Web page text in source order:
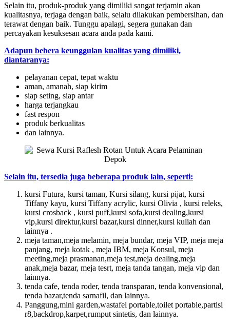
Selain itu, produk-produk yang dimiliki sangat terjamin akan
kualitasnya, terjaga dengan baik, selalu dilakukan pembersihan, dan
terawat dengan baik. Tunggu apalagi, segera gunakan dan
percayakan kesuksesan acara anda pada kami.
Adapun bebera keunggulan kualitas yang dimiliki,
diantaranya:
pelayanan cepat, tepat waktu
aman, amanah, siap kirim
siap seting, siap antar
harga terjangkau
fast respon
produk berkualitas
dan lainnya.
Selain itu, tersedia juga beberapa produk lain, seperti:
kursi Futura, kursi taman, Kursi silang, kursi pijat, kursi
Tiffany kayu, kursi Tiffany acrylic, kursi Olivia , kursi releks,
kursi crosback , kursi puff,kursi sofa,kursi dealing,kursi
vip,kursi direktur,kursi bazar,kursi dinner,kursi kuliah dan
lainnya .
meja taman,meja melamin, meja bundar, meja VIP, meja meja
panjang, meja kotak , meja IBM, meja Konsul, meja
meeting,meja prasmanan,meja test,meja dealing,meja
anak,meja bazar, meja tesrt, meja tanda tangan, meja vip dan
lainnya.
tenda cafe, tenda roder, tenda transparan, tenda konvensional,
tenda bazar,tenda sarnafil, dan lainnya.
Panggung,mini garden,wastafel portable,toilet portable,partisi
r8,backdrop,karpet,rumput sintetis, dan lainnya.